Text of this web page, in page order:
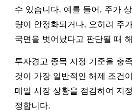
수 있습니다. 예를 들어, 주가
량이 안정화되거나, 오히려 주
국면을 벗어났다고 판단될 때
투자경고 종목 지정 기준을 충
것이 가장 일반적인 해제 조건
매일 시장 상황을 점검하여 지
정합니다.